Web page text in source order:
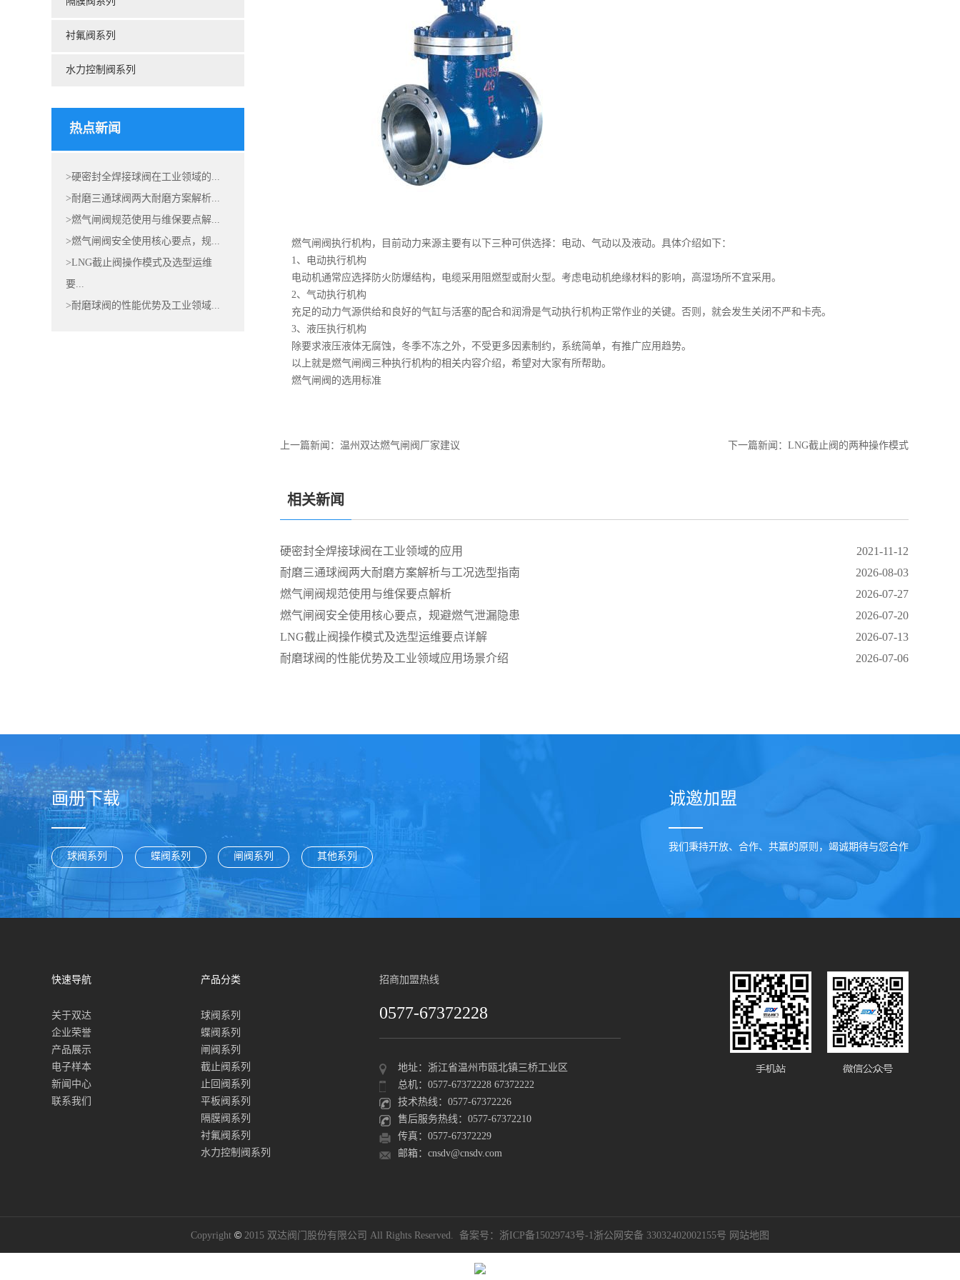
衬氟阀系列
水力控制阀系列
热点新闻
>硬密封全焊接球阀在工业领域的...
>耐磨三通球阀两大耐磨方案解析...
>燃气闸阀规范使用与维保要点解...
>燃气闸阀安全使用核心要点，规...
>LNG截止阀操作模式及选型运维
要...
>耐磨球阀的性能优势及工业领域...
燃气闸阀 执行机构，目前动力来源主要有以下三种可供选择：电动、气动以及液动。具体介绍如下：
1、电动执行机构
电动机通常应选择防火防爆结构，电缆采用阻燃型或耐火型。考虑电动机绝缘材料的影响，高湿场所不宜采用。
2、气动执行机构
充足的动力气源供给和良好的气缸与活塞的配合和润滑是气动执行机构正常作业的关键。否则，就会发生关闭不严和卡壳。
3、液压执行机构
除要求液压液体无腐蚀，冬季不冻之外，不受更多因素制约，系统简单，有推广应用趋势。
以上就是燃气闸阀 三种执行机构的相关内容介绍，希望对大家有所帮助。
燃气闸阀的选用标准
上一篇新闻： 温州双达燃气闸阀厂家建议 下一篇新闻： LNG截止阀的两种操作模式
相关新闻
硬密封全焊接球阀在工业领域的应用
2021-11-12
耐磨三通球阀两大耐磨方案解析与工况选型指南
2026-08-03
燃气闸阀规范使用与维保要点解析
2026-07-27
燃气闸阀安全使用核心要点，规避燃气泄漏隐患
2026-07-20
LNG截止阀操作模式及选型运维要点详解
2026-07-13
耐磨球阀的性能优势及工业领域应用场景介绍
2026-07-06
画册下载
球阀系列 蝶阀系列 闸阀系列 其他系列
诚邀加盟
我们秉持开放、合作、共赢的原则，竭诚期待与您合作
快速导航
关于双达
企业荣誉
产品展示
电子样本
新闻中心
联系我们
产品分类
球阀系列
蝶阀系列
闸阀系列
截止阀系列
止回阀系列
平板阀系列
隔膜阀系列
衬氟阀系列
水力控制阀系列
招商加盟热线
0577-67372228
地址：浙江省温州市瓯北镇三桥工业区
总机：0577-67372228 67372222
技术热线：0577-67372226
售后服务热线：0577-67372210
传真：0577-67372229
邮箱：cnsdv@cnsdv.com
Copyright © 2015 双达阀门股份有限公司 All Rights Reserved. 备案号： 浙ICP备15029743号-1浙公网安备 33032402002155号 网站地图